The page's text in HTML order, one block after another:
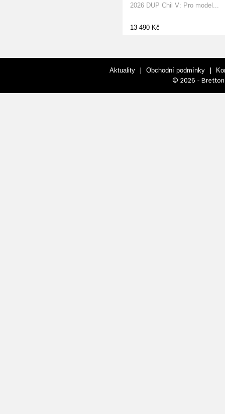
2026 DUP Chil V: Pro model...
13 490 Kč
Aktuality | Obchodní podmínky |
© 2026 - Bretton